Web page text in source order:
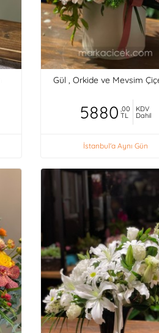
Gül , Orkide ve Mevsim
5880 ,00
TL
KDV
Dahil
İstanbul'a Aynı Gün